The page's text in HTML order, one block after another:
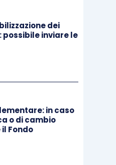
dei
inviare le
in caso
o di cambio
Fondo